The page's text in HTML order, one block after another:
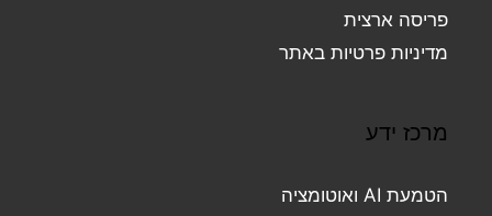
פריסה ארצית
מדיניות פרטיות באתר
מרכז ידע
הטמעת AI ואוטומציה